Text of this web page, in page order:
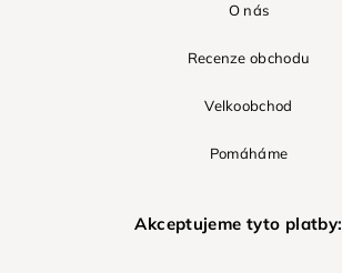
O nás
Recenze obchodu
Velkoobchod
Pomáháme
Akceptujeme tyto platby: